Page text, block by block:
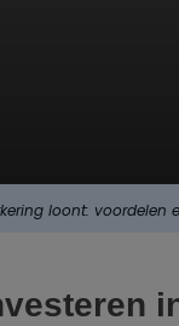
loont: voordelen